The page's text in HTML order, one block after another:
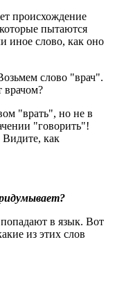
происхождение
пытаются
иное слово, как оно
слово "врач".
врачом?
"врать", но не в
"говорить"!
Видите, как
в язык. Вот
из этих слов